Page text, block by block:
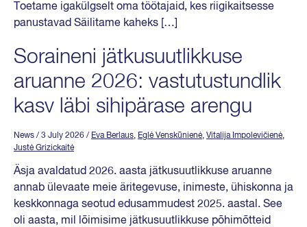
Toetame igakülgselt oma töötajaid, kes riigikaitsesse
panustavad Säilitame kaheks […]
Soraineni jätkusuutlikkuse
aruanne 2026: vastutustundlik
kasv läbi sihipärase arengu
News / 3 July 2026 / Eva Berlaus, Eglė Venskūnienė, Vitalija Impolevičienė,
Justė Grizickaitė
Äsja avaldatud 2026. aasta jätkusuutlikkuse aruanne
annab ülevaate meie äritegevuse, inimeste, ühiskonna ja
keskkonnaga seotud edusammudest 2025. aastal. See
oli aasta, mil lõimisime jätkusuutlikkuse põhimõtteid